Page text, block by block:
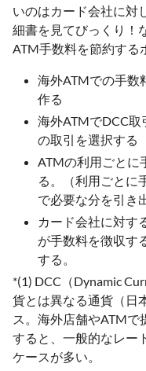
いのはカード会社に対
細書を見てびっくり！
ATM手数料を節約する
海外ATMでの手数
作る
海外ATMでDCC
の取引を選択する
ATMの利用ごとに
る。（利用ごとに
で必要な分を引き
カード会社に対す
が手数料を徴収す
する。
*(1) DCC（Dynamic
貨とは異なる通貨（日
ス。海外店舗やATMで
すると、一般的なレー
ケースが多い。